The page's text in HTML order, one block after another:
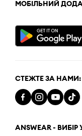
МОБІЛЬНИЙ
СТЕЖТЕ ЗА НАМИ:
ANSWEAR - ВИБІР